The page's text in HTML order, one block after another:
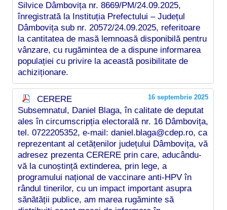
Silvice Dâmbovița nr. 8669/PM/24.09.2025,
înregistrată la Instituția Prefectului – Județul
Dâmbovița sub nr. 20572/24.09.2025, referitoare
la cantitatea de masă lemnoasă disponibilă pentru
vânzare, cu rugămintea de a dispune informarea
populației cu privire la această posibilitate de
achiziționare.
16 septembrie 2025
CERERE
Subsemnatul, Daniel Blaga, în calitate de deputat
ales în circumscripția electorală nr. 16 Dâmbovița,
tel. 0722205352, e-mail: daniel.blaga@cdep.ro, ca
reprezentant al cetățenilor județului Dâmbovița, vă
adresez prezenta CERERE prin care, aducându-
vă la cunoștință extinderea, prin lege, a
programului național de vaccinare anti-HPV în
rândul tinerilor, cu un impact important asupra
sănătății publice, am marea rugăminte să